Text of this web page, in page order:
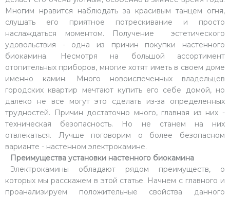
Многим нравится наблюдать за красивым танцем огня,
слушать его приятное потрескивание и просто
наслаждаться моментом. Получение эстетического
удовольствия - одна из причин покупки настенного
биокамина. Несмотря на большой ассортимент
отопительных приборов, многие хотят иметь в своем доме
именно камин. Много новоиспеченных владельцев
городских квартир мечтают купить его себе домой, но
далеко не все могут это сделать из-за определенных
трудностей. Причин достаточно много, главная из них -
техническая безопасность. Но не станем на них
отвлекаться. Лучше поговорим о более безопасном
варианте - настенном электрокамине.
Преимущества установки настенного биокамина
Электрокамины обладают рядом преимуществ, о
которых мы расскажем в этой статье. Начнем с главного и
проанализируем положительные свойства данного